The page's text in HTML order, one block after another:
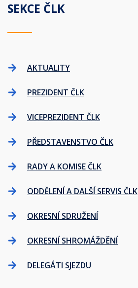
SEKCE ČLK
AKTUALITY
PREZIDENT ČLK
VICEPREZIDENT ČLK
PŘEDSTAVENSTVO ČLK
RADY A KOMISE ČLK
ODDĚLENÍ A DALŠÍ SERVIS ČLK
OKRESNÍ SDRUŽENÍ
OKRESNÍ SHROMÁŽDĚNÍ
DELEGÁTI SJEZDU